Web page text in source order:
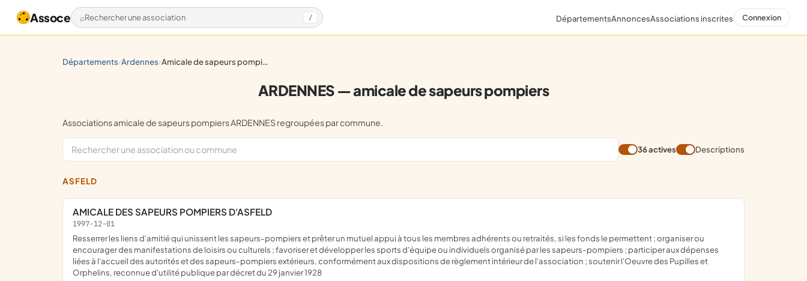
Assoce Rechercher une association / DépartementsAnnoncesAssociations inscrites Connexion
départements/ ardennes/ amicale de sapeurs pompiers
ARDENNES — amicale de sapeurs pompiers
Associations amicale de sapeurs pompiers ARDENNES regroupées par commune.
36 actives Descriptions
ASFELD
AMICALE DES SAPEURS POMPIERS D'ASFELD
1997-12-01
resserrer les liens d'amitié qui unissent les sapeurs-pompiers et prêter un mutuel appui à tous les membres adhérents ou retraités, si les fonds le permettent ; organiser ou
encourager des manifestations de loisirs ou culturels ; favoriser et développer les sports d'équipe ou individuels organisé par les sapeurs-pompiers ; participer aux dépenses
liées à l'accueil des autorités et des sapeurs-pompiers extérieurs, conformément aux dispositions de règlement intérieur de l'association ; soutenir l'Oeuvre des Pupilles et
Orphelins, reconnue d'utilité publique par décret du 29 janvier 1928